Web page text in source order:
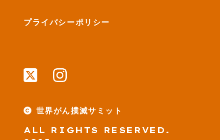
プライバシーポリシー
世界がん撲滅サミット
ALL RIGHTS RESERVED.